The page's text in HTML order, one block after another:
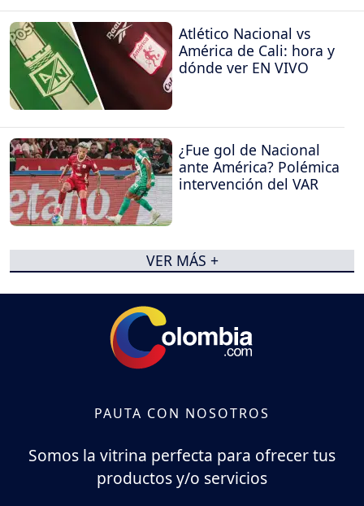
Atlético Nacional vs
América de Cali: hora y
dónde ver EN VIVO
¿Fue gol de Nacional
ante América? Polémica
intervención del VAR
VER MÁS +
PAUTA CON NOSOTROS
Somos la vitrina perfecta para ofrecer tus
productos y/o servicios